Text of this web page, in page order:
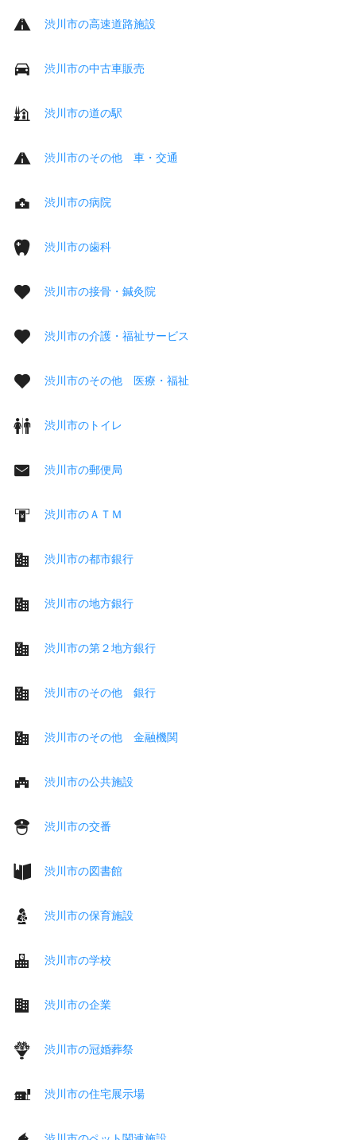
渋川市の高速道路施設
渋川市の中古車販売
渋川市の道の駅
渋川市のその他 車・交通
渋川市の病院
渋川市の歯科
渋川市の接骨・鍼灸院
渋川市の介護・福祉サービス
渋川市のその他 医療・福祉
渋川市のトイレ
渋川市の郵便局
渋川市のＡＴＭ
渋川市の都市銀行
渋川市の地方銀行
渋川市の第２地方銀行
渋川市のその他 銀行
渋川市のその他 金融機関
渋川市の公共施設
渋川市の交番
渋川市の図書館
渋川市の保育施設
渋川市の学校
渋川市の企業
渋川市の冠婚葬祭
渋川市の住宅展示場